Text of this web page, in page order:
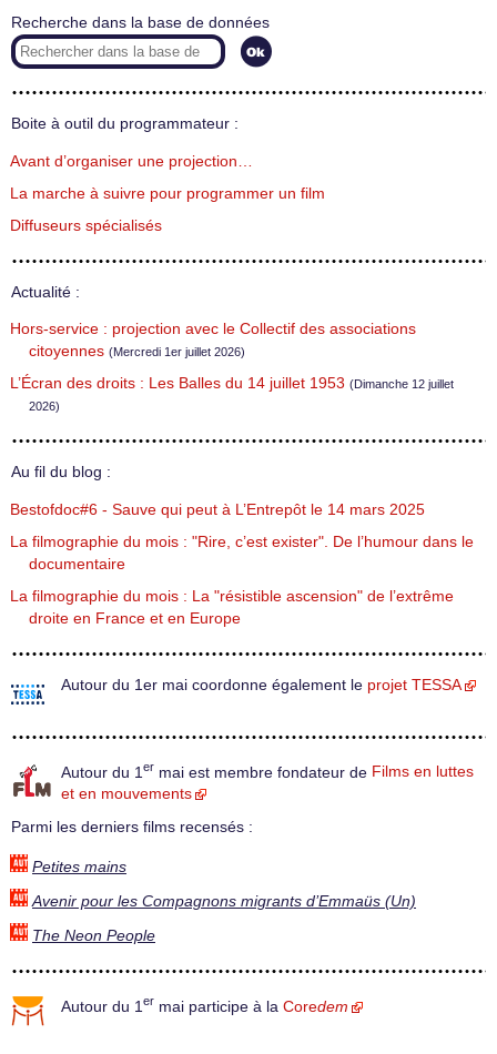
Recherche dans la base de données
Boite à outil du programmateur :
Avant d’organiser une projection…
La marche à suivre pour programmer un film
Diffuseurs spécialisés
Actualité :
Hors-service : projection avec le Collectif des associations
citoyennes (Mercredi 1er juillet 2026)
L’Écran des droits : Les Balles du 14 juillet 1953 (Dimanche 12 juillet
2026)
Au fil du blog :
Bestofdoc#6 - Sauve qui peut à L’Entrepôt le 14 mars 2025
La filmographie du mois : "Rire, c’est exister". De l’humour dans le
documentaire
La filmographie du mois : La "résistible ascension" de l’extrême
droite en France et en Europe
Autour du 1er mai coordonne également le projet TESSA
Autour du 1 er mai est membre fondateur de Films en luttes
et en mouvements
Parmi les derniers films recensés :
Petites mains
Avenir pour les Compagnons migrants d’Emmaüs (Un)
The Neon People
Autour du 1 er mai participe à la Coredem